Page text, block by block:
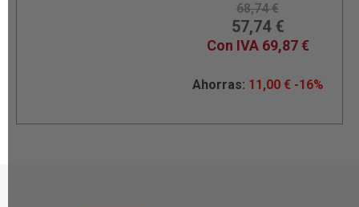
68,74€
57,74 €
Con IVA 69,87€
Ahorras: 11,00 € -16%